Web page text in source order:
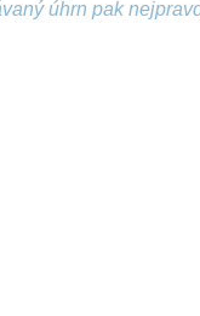
úhrn pak